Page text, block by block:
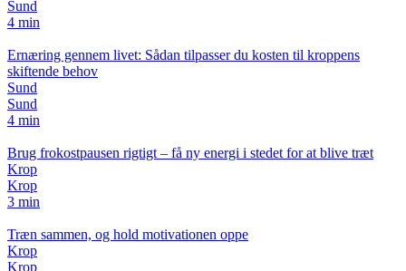
Sund
4 min
Ernæring gennem livet: Sådan tilpasser du kosten til kroppens
skiftende behov
Sund
Sund
4 min
Brug frokostpausen rigtigt – få ny energi i stedet for at blive træt
Krop
Krop
3 min
Træn sammen, og hold motivationen oppe
Krop
Krop